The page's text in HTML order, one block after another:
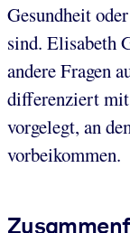
Gesundheit
sind. Elisabeth
andere Fragen
differenziert
vorgelegt, an
vorbeikommen.